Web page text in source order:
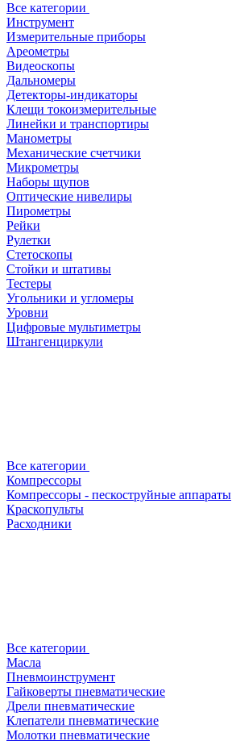
Все категории
Инструмент
Измерительные приборы
Ареометры
Видеоскопы
Дальномеры
Детекторы-индикаторы
Клещи токоизмерительные
Линейки и транспортиры
Манометры
Механические счетчики
Микрометры
Наборы щупов
Оптические нивелиры
Пирометры
Рейки
Рулетки
Стетоскопы
Стойки и штативы
Тестеры
Угольники и угломеры
Уровни
Цифровые мультиметры
Штангенциркули
Все категории
Компрессоры
Компрессоры - пескоструйные аппараты
Краскопульты
Расходники
Все категории
Масла
Пневмоинструмент
Гайковерты пневматические
Дрели пневматические
Клепатели пневматические
Молотки пневматические